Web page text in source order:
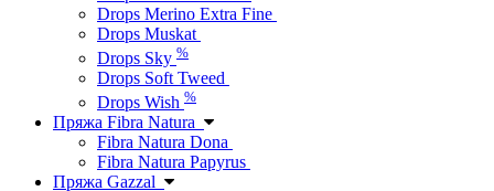
Drops Merino Extra Fine
Drops Muskat
Drops Sky %
Drops Soft Tweed
Drops Wish %
Пряжа Fibra Natura
Fibra Natura Dona
Fibra Natura Papyrus
Пряжа Gazzal